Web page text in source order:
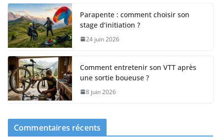
Parapente : comment choisir son
stage d’initiation ?
24 juin 2026
Comment entretenir son VTT après
une sortie boueuse ?
8 juin 2026
Commentaires récents